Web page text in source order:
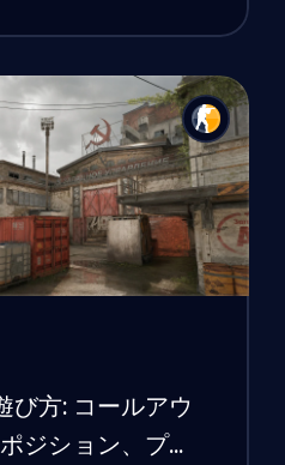
方: コールアウ
ジション、プレ